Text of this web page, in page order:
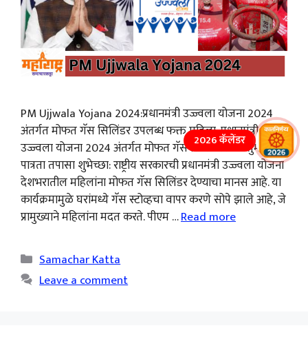
PM Ujjwala Yojana 2024:प्रधानमंत्री उज्ज्वला योजना 2024
अंतर्गत मोफत गॅस सिलिंडर उपलब्ध फक्त महिला: प्रधानमंत्री
उज्ज्वला योजना 2024 अंतर्गत मोफत गॅस सिलिंडरसाठी तुमची
पात्रता तपासा शुभेच्छा: राष्ट्रीय सरकारची प्रधानमंत्री उज्ज्वला योजना
देशभरातील महिलांना मोफत गॅस सिलिंडर देण्याचा मानस आहे. या
कार्यक्रमामुळे घरांमध्ये गॅस स्टोव्हचा वापर करणे सोपे झाले आहे, जे
प्रामुख्याने महिलांना मदत करते. पीएम …Read more
Categories
Samachar Katta
Leave a comment
2026 कॅलेंडर